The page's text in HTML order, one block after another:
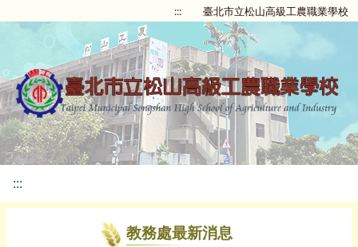
::: 臺北市立松山高級工農職業學校
:::
教務處最新消息